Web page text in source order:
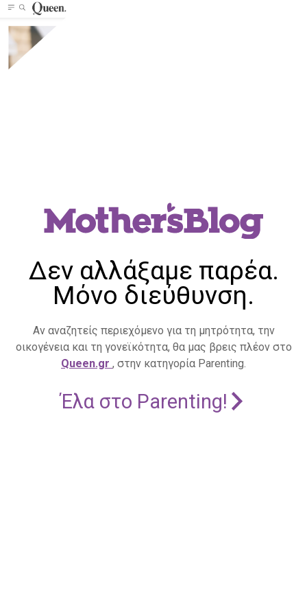
Δεν αλλάξαμε παρέα.
Μόνο διεύθυνση.
Αν αναζητείς περιεχόμενο για τη μητρότητα, την
οικογένεια και τη γονεϊκότητα, θα μας βρεις πλέον στο
Queen.gr , στην κατηγορία Parenting.
Έλα στο Parenting!